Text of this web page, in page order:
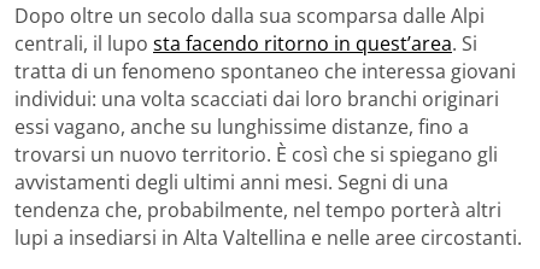
Dopo oltre un secolo dalla sua scomparsa dalle Alpi
centrali, il lupo sta facendo ritorno in quest’area. Si
tratta di un fenomeno spontaneo che interessa giovani
individui: una volta scacciati dai loro branchi originari
essi vagano, anche su lunghissime distanze, fino a
trovarsi un nuovo territorio. È così che si spiegano gli
avvistamenti degli ultimi anni mesi. Segni di una
tendenza che, probabilmente, nel tempo porterà altri
lupi a insediarsi in Alta Valtellina e nelle aree circostanti.